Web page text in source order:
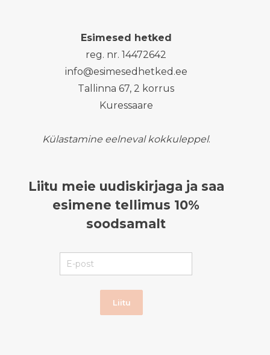
Esimesed hetked
reg. nr. 14472642
info@esimesedhetked.ee
Tallinna 67, 2 korrus
Kuressaare
Külastamine eelneval kokkuleppel.
Liitu meie uudiskirjaga ja saa
esimene tellimus 10%
soodsamalt
Liitu